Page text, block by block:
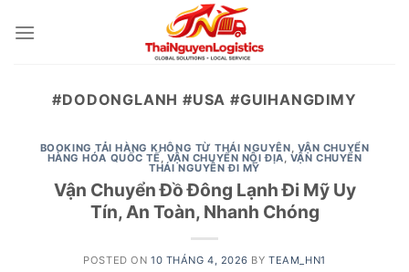
#DODONGLANH #USA #GUIHANGDIMY
BOOKING TẢI HÀNG KHÔNG TỪ THÁI NGUYÊN, VẬN CHUYỂN
HÀNG HÓA QUỐC TẾ, VẬN CHUYỂN NỘI ĐỊA, VẬN CHUYỂN
THÁI NGUYÊN ĐI MỸ
Vận Chuyển Đồ Đông Lạnh Đi Mỹ Uy
Tín, An Toàn, Nhanh Chóng
POSTED ON 10 THÁNG 4, 2026 BYTEAM_HN1